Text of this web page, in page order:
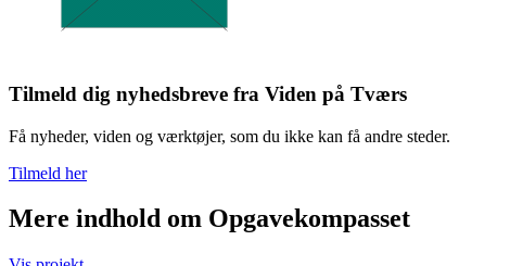
Tilmeld dig nyhedsbreve fra Viden på Tværs
Få nyheder, viden og værktøjer, som du ikke kan få andre steder.
Tilmeld her
Mere indhold om Opgavekompasset